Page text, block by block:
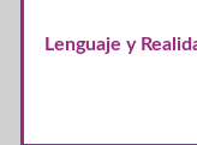
Lenguaje y